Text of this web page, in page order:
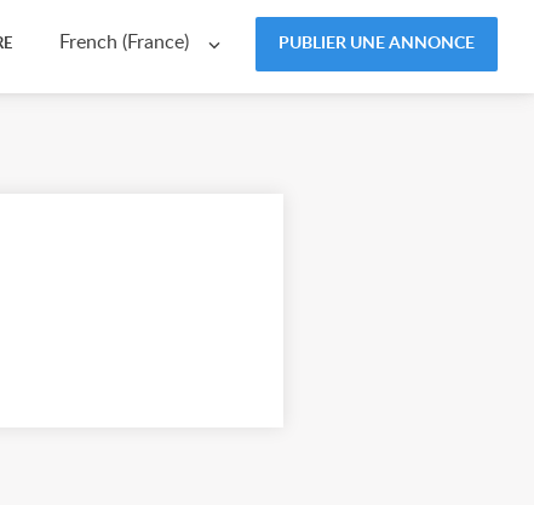
French (France) PUBLIER UNE ANNONCE